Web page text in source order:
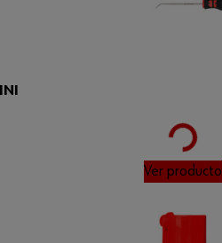
Loading...
Ver producto